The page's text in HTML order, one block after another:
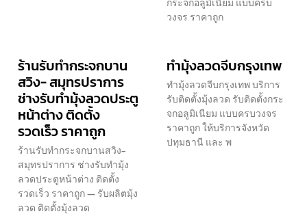
วงจร ราคาถูก
ร้านรับทำกระจกบาน
สวิง- สมุทรปราการ
ช่างรับทำมุ้งลวดประตู
หน้าต่าง ติดตั้ง
รวดเร็ว ราคาถูก
ร้านรับทำกระจกบานสวิง-
สมุทรปราการ ช่างรับทำมุ้ง
ลวดประตูหน้าต่าง ติดตั้ง
รวดเร็ว ราคาถูก — รับผลิตมุ้ง
ลวด ติดตั้งมุ้งลวด
ทำมุ้งลวดจีบกรุงเทพ
ทำมุ้งลวดจีบกรุงเทพ บริการ
รับติดตั้งมุ้งลวด รับติดตั้งกระ
จกอลูมิเนียม แบบครบวงจร
ราคาถูก ให้บริการจังหวัด
ปทุมธานี และ พ